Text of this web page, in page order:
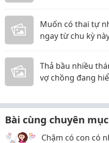
Muốn có thai tự
ngay từ chu kỳ
Thả bầu nhiều
vợ chồng đang
Bài cùng chuyên mục
Chậm có con có